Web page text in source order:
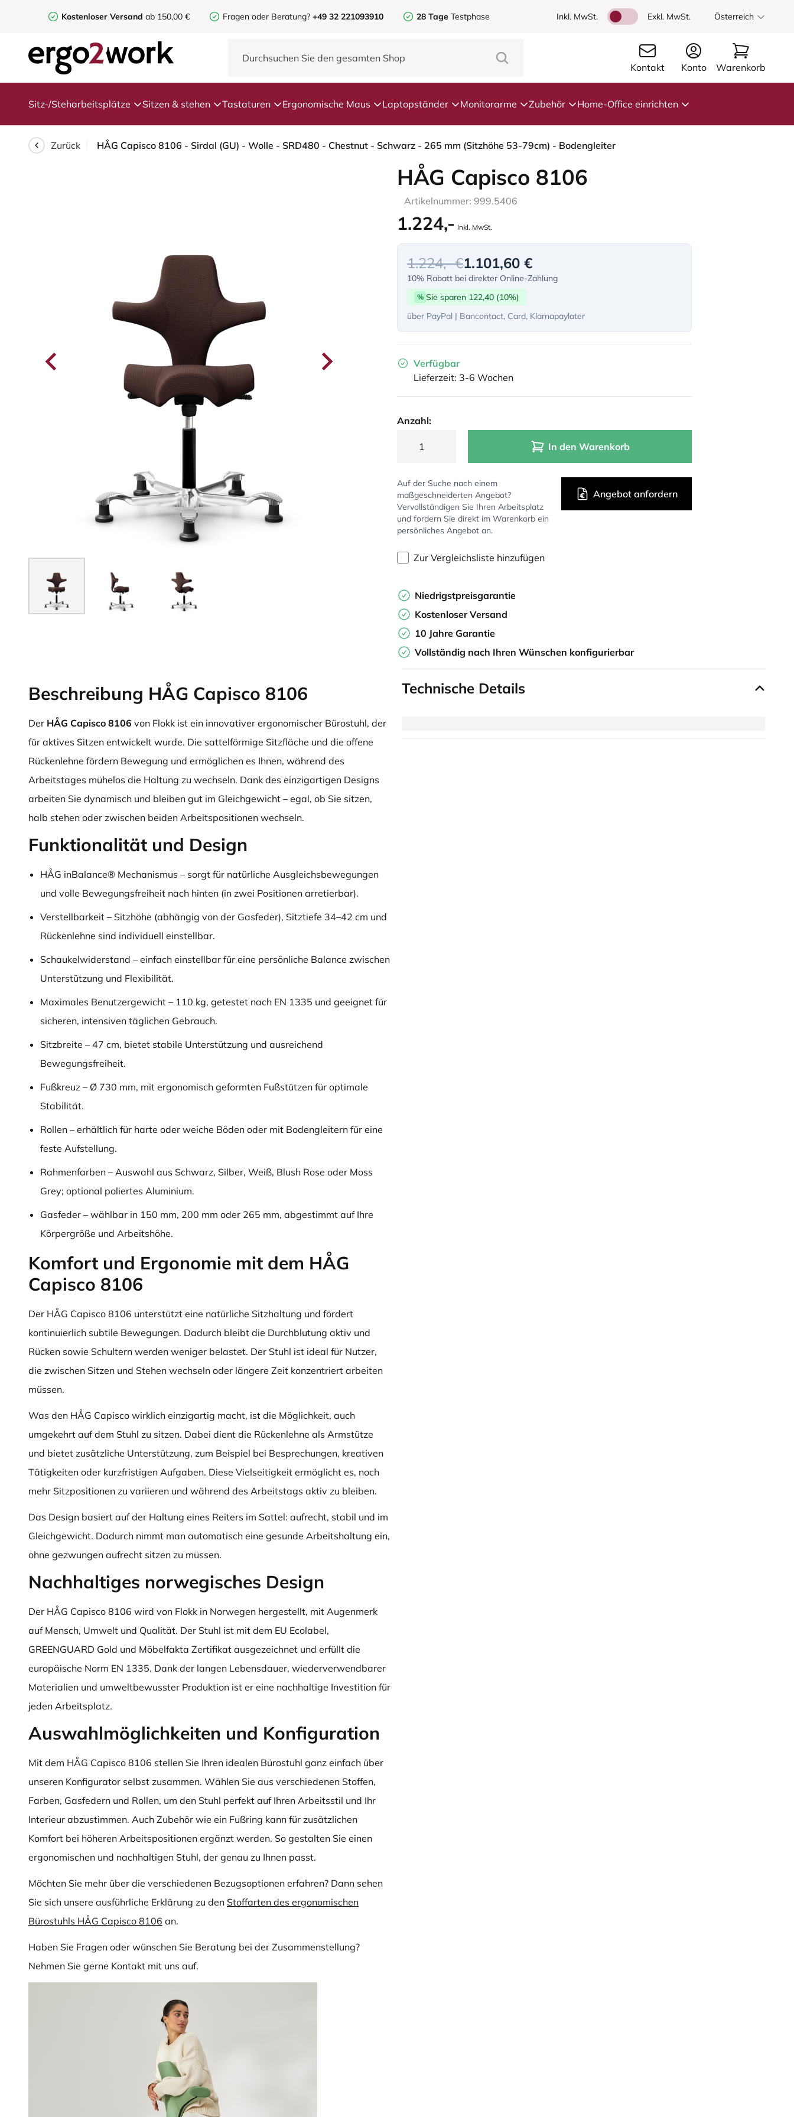
Kostenloser Versand ab 150,00 € Fragen oder Beratung? +49 32 221093910 28 Tage Testphase Inkl. MwSt. Exkl. MwSt. Österreich
Kontakt Konto Warenkorb
Sitz-/Steharbeitsplätze Sitzen & stehen Tastaturen Ergonomische Maus Laptopständer Monitorarme Zubehör Home-Office einrichten
Zurück HÅG Capisco 8106 - Sirdal (GU) - Wolle - SRD480 - Chestnut - Schwarz - 265 mm (Sitzhöhe 53-79cm) - Bodengleiter
HÅG Capisco 8106
Artikelnummer: 999.5406
1.224,- Inkl. MwSt.
1.224,- €1.101,60 €
10% Rabatt bei direkter Online-Zahlung
% Sie sparen 122,40 (10%)
über PayPal | Bancontact, Card, Klarnapaylater
Verfügbar
Lieferzeit: 3-6 Wochen
Anzahl:
In den Warenkorb
Auf der Suche nach einem
maßgeschneiderten Angebot?
Vervollständigen Sie Ihren Arbeitsplatz
und fordern Sie direkt im Warenkorb ein
persönliches Angebot an.
Angebot anfordern
Zur Vergleichsliste hinzufügen
Niedrigstpreisgarantie
Kostenloser Versand
10 Jahre Garantie
Vollständig nach Ihren Wünschen konfigurierbar
Beschreibung HÅG Capisco 8106
Der HÅG Capisco 8106 von Flokk ist ein innovativer ergonomischer Bürostuhl, der
für aktives Sitzen entwickelt wurde. Die sattelförmige Sitzfläche und die offene
Rückenlehne fördern Bewegung und ermöglichen es Ihnen, während des
Arbeitstages mühelos die Haltung zu wechseln. Dank des einzigartigen Designs
arbeiten Sie dynamisch und bleiben gut im Gleichgewicht – egal, ob Sie sitzen,
halb stehen oder zwischen beiden Arbeitspositionen wechseln.
Funktionalität und Design
HÅG inBalance® Mechanismus – sorgt für natürliche Ausgleichsbewegungen
und volle Bewegungsfreiheit nach hinten (in zwei Positionen arretierbar).
Verstellbarkeit – Sitzhöhe (abhängig von der Gasfeder), Sitztiefe 34–42 cm und
Rückenlehne sind individuell einstellbar.
Schaukelwiderstand – einfach einstellbar für eine persönliche Balance zwischen
Unterstützung und Flexibilität.
Maximales Benutzergewicht – 110 kg, getestet nach EN 1335 und geeignet für
sicheren, intensiven täglichen Gebrauch.
Sitzbreite – 47 cm, bietet stabile Unterstützung und ausreichend
Bewegungsfreiheit.
Fußkreuz – Ø 730 mm, mit ergonomisch geformten Fußstützen für optimale
Stabilität.
Rollen – erhältlich für harte oder weiche Böden oder mit Bodengleitern für eine
feste Aufstellung.
Rahmenfarben – Auswahl aus Schwarz, Silber, Weiß, Blush Rose oder Moss
Grey; optional poliertes Aluminium.
Gasfeder – wählbar in 150 mm, 200 mm oder 265 mm, abgestimmt auf Ihre
Körpergröße und Arbeitshöhe.
Komfort und Ergonomie mit dem HÅG
Capisco 8106
Der HÅG Capisco 8106 unterstützt eine natürliche Sitzhaltung und fördert
kontinuierlich subtile Bewegungen. Dadurch bleibt die Durchblutung aktiv und
Rücken sowie Schultern werden weniger belastet. Der Stuhl ist ideal für Nutzer,
die zwischen Sitzen und Stehen wechseln oder längere Zeit konzentriert arbeiten
müssen.
Was den HÅG Capisco wirklich einzigartig macht, ist die Möglichkeit, auch
umgekehrt auf dem Stuhl zu sitzen. Dabei dient die Rückenlehne als Armstütze
und bietet zusätzliche Unterstützung, zum Beispiel bei Besprechungen, kreativen
Tätigkeiten oder kurzfristigen Aufgaben. Diese Vielseitigkeit ermöglicht es, noch
mehr Sitzpositionen zu variieren und während des Arbeitstags aktiv zu bleiben.
Das Design basiert auf der Haltung eines Reiters im Sattel: aufrecht, stabil und im
Gleichgewicht. Dadurch nimmt man automatisch eine gesunde Arbeitshaltung ein,
ohne gezwungen aufrecht sitzen zu müssen.
Nachhaltiges norwegisches Design
Der HÅG Capisco 8106 wird von Flokk in Norwegen hergestellt, mit Augenmerk
auf Mensch, Umwelt und Qualität. Der Stuhl ist mit dem EU Ecolabel,
GREENGUARD Gold und Möbelfakta Zertifikat ausgezeichnet und erfüllt die
europäische Norm EN 1335. Dank der langen Lebensdauer, wiederverwendbarer
Materialien und umweltbewusster Produktion ist er eine nachhaltige Investition für
jeden Arbeitsplatz.
Auswahlmöglichkeiten und Konfiguration
Mit dem HÅG Capisco 8106 stellen Sie Ihren idealen Bürostuhl ganz einfach über
unseren Konfigurator selbst zusammen. Wählen Sie aus verschiedenen Stoffen,
Farben, Gasfedern und Rollen, um den Stuhl perfekt auf Ihren Arbeitsstil und Ihr
Interieur abzustimmen. Auch Zubehör wie ein Fußring kann für zusätzlichen
Komfort bei höheren Arbeitspositionen ergänzt werden. So gestalten Sie einen
ergonomischen und nachhaltigen Stuhl, der genau zu Ihnen passt.
Möchten Sie mehr über die verschiedenen Bezugsoptionen erfahren? Dann sehen
Sie sich unsere ausführliche Erklärung zu den Stoffarten des ergonomischen
Bürostuhls HÅG Capisco 8106 an.
Haben Sie Fragen oder wünschen Sie Beratung bei der Zusammenstellung?
Nehmen Sie gerne Kontakt mit uns auf.
Technische Details